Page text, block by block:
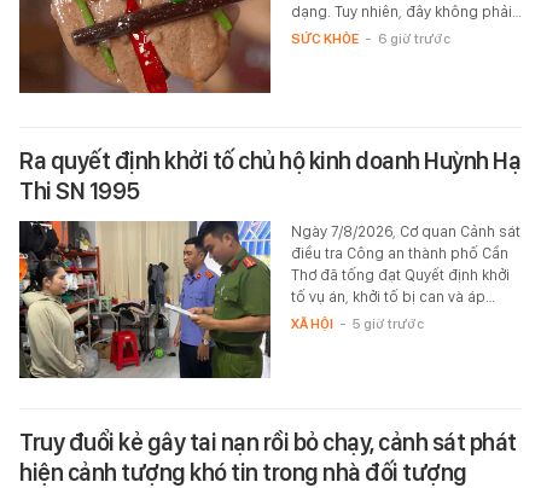
dạng. Tuy nhiên, đây không phải…
SỨC KHỎE - 6 giờ trước
Ra quyết định khởi tố chủ hộ kinh doanh Huỳnh Hạ
Thi SN 1995
Ngày 7/8/2026, Cơ quan Cảnh sát
điều tra Công an thành phố Cần
Thơ đã tống đạt Quyết định khởi
tố vụ án, khởi tố bị can và áp…
XÃ HỘI - 5 giờ trước
Truy đuổi kẻ gây tai nạn rồi bỏ chạy, cảnh sát phát
hiện cảnh tượng khó tin trong nhà đối tượng